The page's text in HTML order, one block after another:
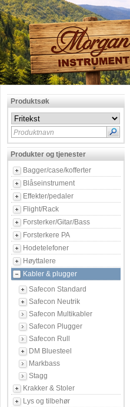
Produktsøk
Produktnavn
Produkter og tjenester
Bagger/case/kofferter
Blåseinstrument
Effekter/pedaler
Flight/Rack
Forsterker/Gitar/Bass
Forsterkere PA
Hodetelefoner
Høyttalere
Kabler & plugger
Safecon Standard
Safecon Neutrik
Safecon Multikabler
Safecon Plugger
Safecon Rull
DM Bluesteel
Markbass
Stagg
Krakker & Stoler
Lys og tilbehør